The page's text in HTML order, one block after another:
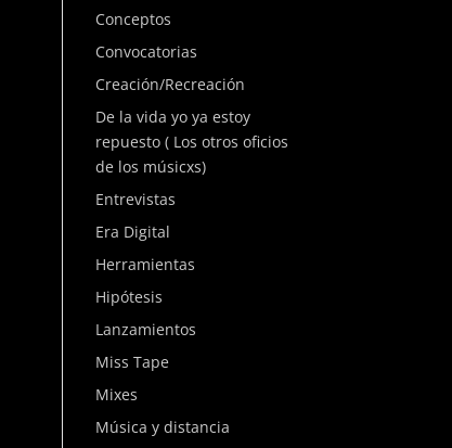
Conceptos
Convocatorias
Creación/Recreación
De la vida yo ya estoy
repuesto ( Los otros oficios
de los músicxs)
Entrevistas
Era Digital
Herramientas
Hipótesis
Lanzamientos
Miss Tape
Mixes
Música y distancia